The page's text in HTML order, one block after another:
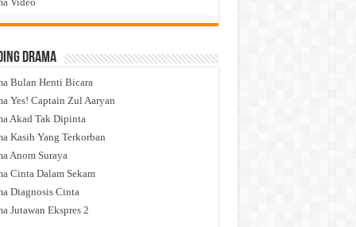
Drama
Bulan Henti Bicara
Yes! Captain Zul Aaryan
Akad Tak Dipinta
Kasih Yang Terkorban
Anom Suraya
Cinta Dalam Sekam
Diagnosis Cinta
Jutawan Ekspres 2